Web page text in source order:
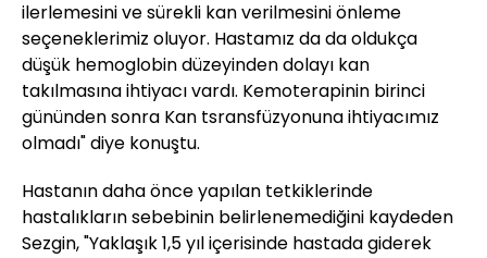
ilerlemesini ve sürekli kan verilmesini önleme
seçeneklerimiz oluyor. Hastamız da da oldukça
düşük hemoglobin düzeyinden dolayı kan
takılmasına ihtiyacı vardı. Kemoterapinin birinci
gününden sonra Kan tsransfüzyonuna ihtiyacımız
olmadı" diye konuştu.
Hastanın daha önce yapılan tetkiklerinde
hastalıkların sebebinin belirlenemediğini kaydeden
Sezgin, "Yaklaşık 1,5 yıl içerisinde hastada giderek